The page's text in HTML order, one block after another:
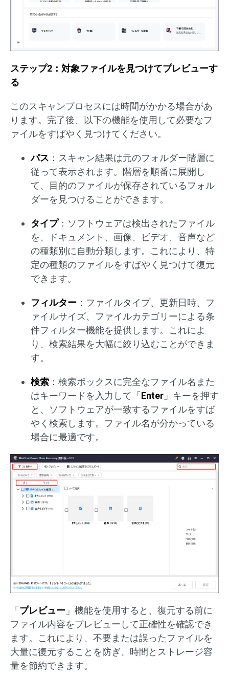
ステップ2：対象ファイルを見つけてプレビューす
る
このスキャンプロセスには時間がかかる場合があ
ります。完了後、以下の機能を使用して必要なフ
ァイルをすばやく見つけてください。
パス ：スキャン結果は元のフォルダー階層に
従って表示されます。階層を順番に展開し
て、目的のファイルが保存されているフォル
ダーを見つけることができます。
タイプ：ソフトウェアは検出されたファイル
を、ドキュメント、画像、ビデオ、音声など
の種類別に自動分類します。これにより、特
定の種類のファイルをすばやく見つけて復元
できます。
フィルター ：ファイルタイプ、更新日時、フ
ァイルサイズ、ファイルカテゴリーによる条
件フィルター機能を提供します。これによ
り、検索結果を大幅に絞り込むことができま
す。
検索 ：検索ボックスに完全なファイル名また
はキーワードを入力して「 Enter 」キーを押す
と、ソフトウェアが一致するファイルをすば
やく検索します。ファイル名が分かっている
場合に最適です。
「 プレビュー 」機能を使用すると、復元する前に
ファイル内容をプレビューして正確性を確認でき
ます。これにより、不要または誤ったファイルを
大量に復元することを防ぎ、時間とストレージ容
量を節約できます。